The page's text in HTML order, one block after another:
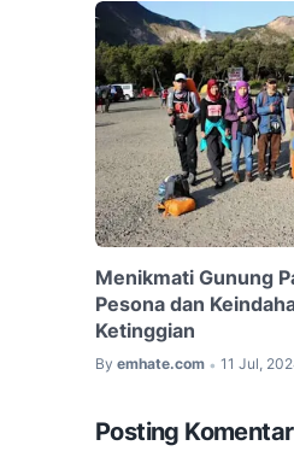
Menikmati Gunung
Pesona dan
Ketinggian
By emhate.com • 11 Jul,
Posting Komentar